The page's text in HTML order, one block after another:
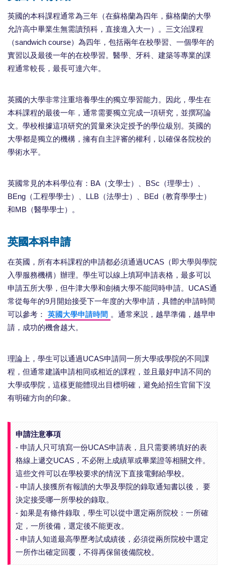
英國的本科課程通常為三年（在蘇格蘭為四年，蘇格蘭的大學
允許高中畢業生無需讀預科，直接進入大一）。三文治課程
（sandwich course）為四年，包括兩年在校學習、一個學年的
實習以及最後一年的在校學習。醫學、牙科、建築等專業的課
程通常較長，最長可達六年。
英國的大學非常注重培養學生的獨立學習能力。因此，學生在
本科課程的最後一年，通常需要獨立完成一項研究，並撰冩論
文。學校根據這項研究的質量來決定授予的學位級別。英國的
大學都是獨立的機構，擁有自主評審的權利，以確保各院校的
學術水平。
英國常見的本科學位有：BA（文學士）、BSc（理學士）、
BEng（工程學學士）、LLB（法學士）、BEd（教育學學士）
和MB（醫學學士）。
英國本科申請
在英國，所有本科課程的申請都必須通過UCAS（即大學與學院
入學服務機構）辦理。學生可以線上填冩申請表格，最多可以
申請五所大學，但牛津大學和劍橋大學不能同時申請。UCAS通
常從每年的9月開始接受下一年度的大學申請，具體的申請時間
可以參考：
英國大學申請時間 。通常來説，越早準備，越早申
請，成功的機會越大。
理論上，學生可以通過UCAS申請同一所大學或學院的不同課
程，但通常建議申請相同或相近的課程，並且最好申請不同的
大學或學院，這樣更能體現出目標明確，避免給招生官留下沒
有明確方向的印象。
申請注意事項
- 申請人只可填寫一份UCAS申請表，且只需要將填好的表
格線上遞交UCAS，不必附上成績單或畢業證等相關文件。
這些文件可以在學校要求的情況下直接電郵給學校。
- 申請人接獲所有報讀的大學及學院的錄取通知書以後， 要
決定接受哪一所學校的錄取。
- 如果是有條件錄取，學生可以從中選定兩所院校：一所確
定，一所後備，選定後不能更改。
- 申請人知道最高學歷考試成績後，必須從兩所院校中選定
一所作出確定回覆，不得再保留後備院校。